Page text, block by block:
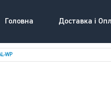
Головна Доставка і
WP